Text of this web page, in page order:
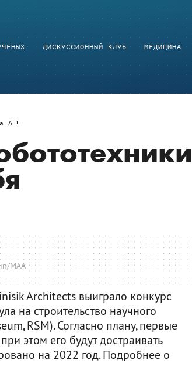
ДИСКУССИОННЫЙ КЛУБ МЕДИЦИНА
a A
MAA
Architects выиграло конкурс
на строительство научного
RSM). Согласно плану, первые
этом его будут достраивать
на 2022 год. Подробнее о